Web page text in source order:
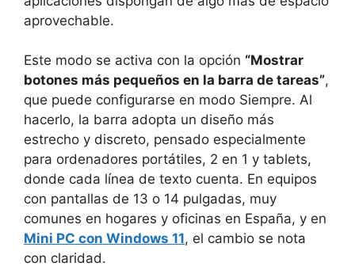
aprovechable.
Este modo se activa con la opción “Mostrar
botones más pequeños en la barra de tareas”,
que puede configurarse en modo Siempre. Al
hacerlo, la barra adopta un diseño más
estrecho y discreto, pensado especialmente
para ordenadores portátiles, 2 en 1 y tablets,
donde cada línea de texto cuenta. En equipos
con pantallas de 13 o 14 pulgadas, muy
comunes en hogares y oficinas en España, y en
Mini PC con Windows 11, el cambio se nota
con claridad.